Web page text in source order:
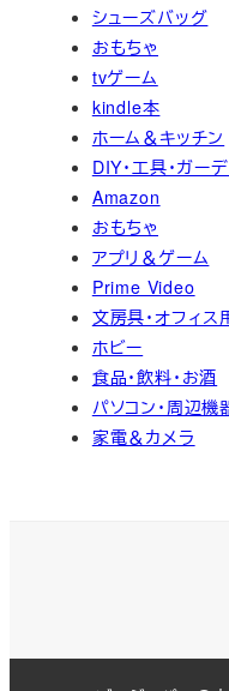
シューズバッグ
おもちゃ
tvゲーム
kindle本
ホーム＆キッチン
DIY・工具・ガー
Amazon
おもちゃ
アプリ＆ゲーム
Prime Video
文房具・オフィス
ホビー
食品・飲料・お酒
パソコン・周辺機
家電＆カメラ